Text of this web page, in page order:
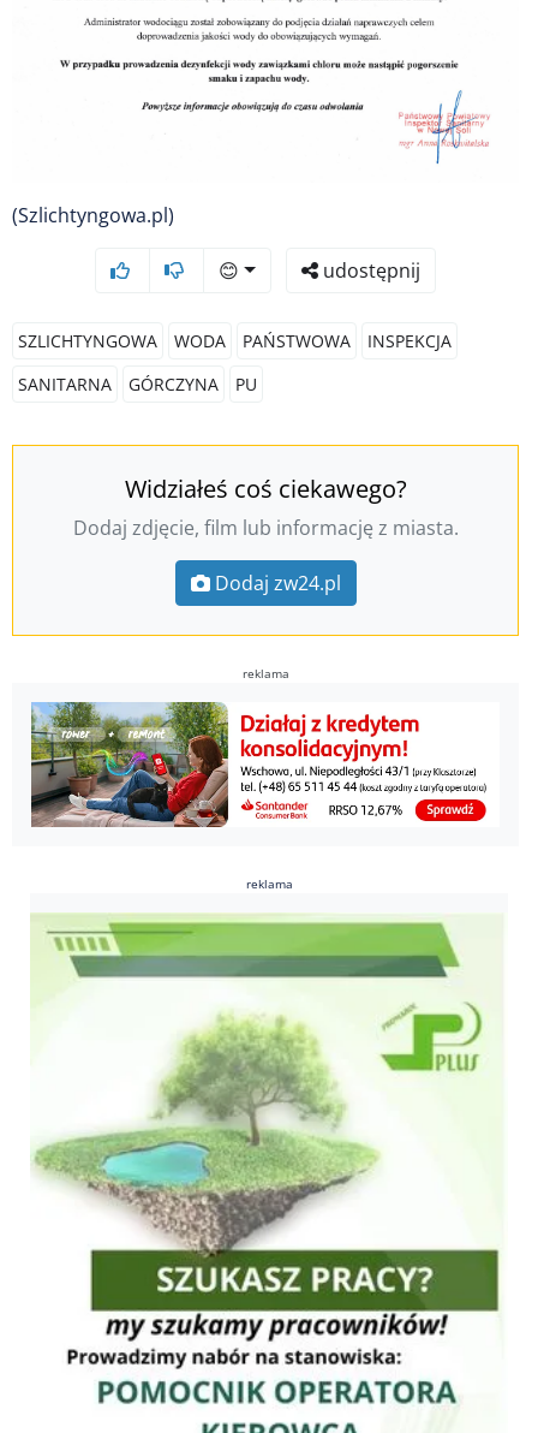
(Szlichtyngowa.pl)
😊 udostępnij
SZLICHTYNGOWA WODA PAŃSTWOWA
INSPEKCJA
SANITARNA
GÓRCZYNA PU
Widziałeś coś ciekawego?
Dodaj zdjęcie, film lub informację z miasta.
Dodaj zw24.pl
reklama
reklama